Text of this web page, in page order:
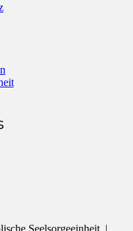
Seelsorgeeinheit |